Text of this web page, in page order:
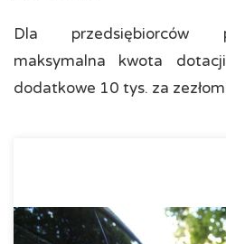
Dla przedsiębiorców
maksymalna kwota
dodatkowe 10 tys. za